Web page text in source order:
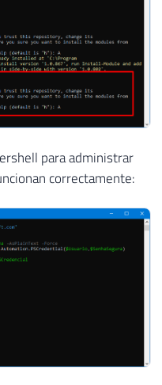
para administrar
correctamente: